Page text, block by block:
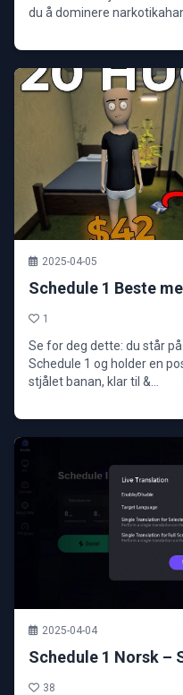
du å dominere
2025-04-05
Schedule 1 Beste
1
Se for deg dette: du står
Schedule 1 og holder en
stjålet banan, klar til &...
2025-04-04
Schedule 1 Norsk –
38